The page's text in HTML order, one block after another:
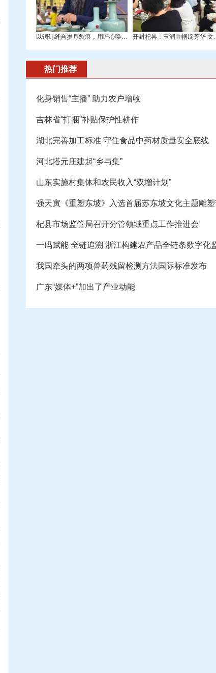
以锔钉缝合岁月裂痕，用匠心唤醒残缺之美— 开封杞县
热门推荐
化身销售“主播” 助力农户增收
吉林省“打捆”补贴保护性耕作
湖北完善加工标准 守住食品中药材质量安全底线
河北塔元庄建起“乡与集”
山东实施村集体和农民收入“双增计划”
强天寅《重塑东坡》入选首届苏东坡文化主题雕
杞县市场监管局召开分管领域重点工作推进会
一码赋能 全链追溯 浙江构建农产品全链条数字化
我国牵头的两项兽药残留检测方法国际标准发布
广东“媒体+”加出了产业动能